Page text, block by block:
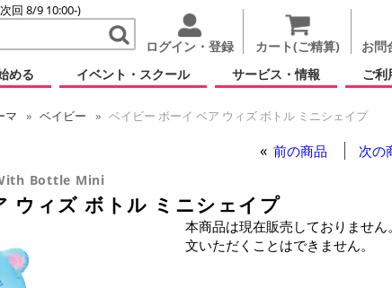
回 8/9 10:00-)
ログイン・登録 カート(ご精算)
お問
める イベント・スクール サービス・情報 ご利
マ ベイビー ベイビー ボーイ ベア ウィズ ボトル ミニシェイプ
前の商品 次の
Bottle Mini
ウィズ ボトル ミニシェイプ
本商品は現在販売しておりません
文いただくことはできません。